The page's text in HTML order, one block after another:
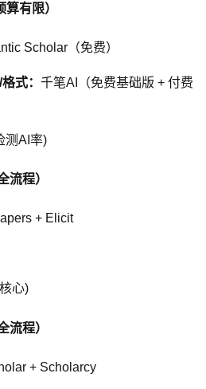
有限）
Scholar（免费）
式： 千笔AI（免费基础版 + 付费
测AI率)
流程）
+ Elicit
心)
流程）
+ Scholarcy